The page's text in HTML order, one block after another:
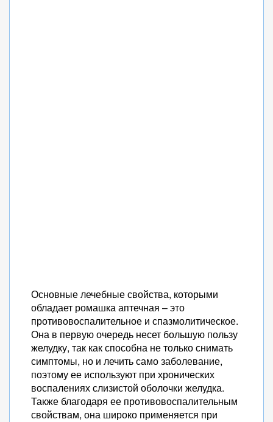
Основные лечебные свойства, которыми
обладает ромашка аптечная – это
противовоспалительное и спазмолитическое.
Она в первую очередь несет большую пользу
желудку, так как способна не только снимать
симптомы, но и лечить само заболевание,
поэтому ее используют при хронических
воспалениях слизистой оболочки желудка.
Также благодаря ее противовоспалительным
свойствам, она широко применяется при